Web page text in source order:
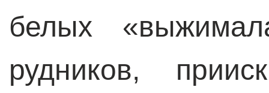
белых
рудников,